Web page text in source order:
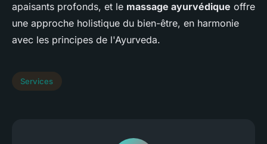
apaisants profonds, et le massage ayurvédique offre
une approche holistique du bien-être, en harmonie
avec les principes de l'Ayurveda.
Services